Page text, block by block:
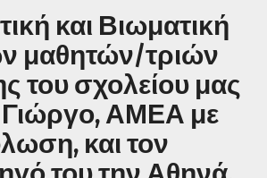
και Βιωματική
μαθητών/τριών
του σχολείου μας
Γιώργο, ΑΜΕΑ με
και τον